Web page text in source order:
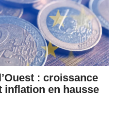
: croissance
inflation en hausse